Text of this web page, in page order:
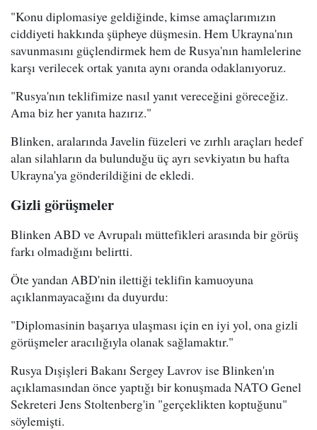
"Konu diplomasiye geldiğinde, kimse amaçlarımızın
ciddiyeti hakkında şüpheye düşmesin. Hem Ukrayna'nın
savunmasını güçlendirmek hem de Rusya'nın hamlelerine
karşı verilecek ortak yanıta aynı oranda odaklanıyoruz.
"Rusya'nın teklifimize nasıl yanıt vereceğini göreceğiz.
Ama biz her yanıta hazırız."
Blinken, aralarında Javelin füzeleri ve zırhlı araçları hedef
alan silahların da bulunduğu üç ayrı sevkiyatın bu hafta
Ukrayna'ya gönderildiğini de ekledi.
Gizli görüşmeler
Blinken ABD ve Avrupalı müttefikleri arasında bir görüş
farkı olmadığını belirtti.
Öte yandan ABD'nin ilettiği teklifin kamuoyuna
açıklanmayacağını da duyurdu:
"Diplomasinin başarıya ulaşması için en iyi yol, ona gizli
görüşmeler aracılığıyla olanak sağlamaktır."
Rusya Dışişleri Bakanı Sergey Lavrov ise Blinken'ın
açıklamasından önce yaptığı bir konuşmada NATO Genel
Sekreteri Jens Stoltenberg'in "gerçeklikten koptuğunu"
söylemişti.